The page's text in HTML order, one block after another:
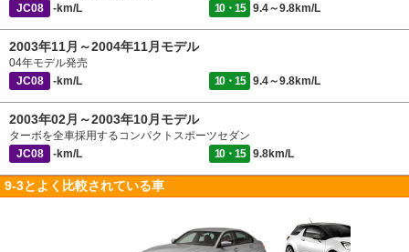
JC08
-km/L 10・15 9.4～9.8km/L
2003年11月～2004年11月モデル
04年モデル発売
JC08
-km/L 10・15 9.4～9.8km/L
2003年02月～2003年10月モデル
ターボを全車採用するコンパクトスポーツセダン
JC08
-km/L 10・15 9.8km/L
9-3とよく比較されている車